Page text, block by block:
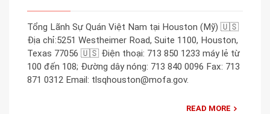
Tổng Lãnh Sự Quán Việt Nam tại Houston (Mỹ) 🇺🇸
Địa chỉ:5251 Westheimer Road, Suite 1100, Houston,
Texas 77056 🇺🇸 Điện thoại: 713 850 1233 máy lẻ từ
100 đến 108; Đường dây nóng: 713 840 0096 Fax: 713
871 0312 Email: tlsqhouston@mofa.gov.
READ MORE